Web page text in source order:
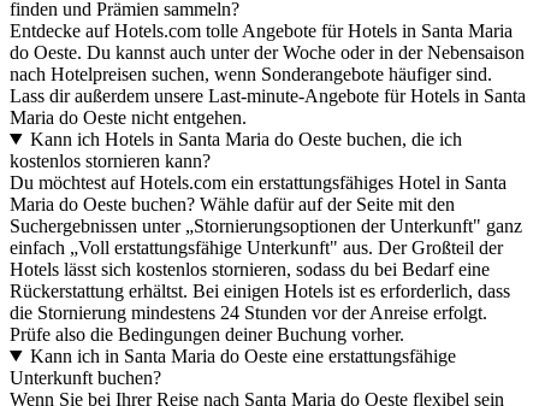
finden und Prämien sammeln?
Entdecke auf Hotels.com tolle Angebote für Hotels in Santa Maria
do Oeste. Du kannst auch unter der Woche oder in der Nebensaison
nach Hotelpreisen suchen, wenn Sonderangebote häufiger sind.
Lass dir außerdem unsere Last-minute-Angebote für Hotels in Santa
Maria do Oeste nicht entgehen.
Kann ich Hotels in Santa Maria do Oeste buchen, die ich
kostenlos stornieren kann?
Du möchtest auf Hotels.com ein erstattungsfähiges Hotel in Santa
Maria do Oeste buchen? Wähle dafür auf der Seite mit den
Suchergebnissen unter „Stornierungsoptionen der Unterkunft" ganz
einfach „Voll erstattungsfähige Unterkunft" aus. Der Großteil der
Hotels lässt sich kostenlos stornieren, sodass du bei Bedarf eine
Rückerstattung erhältst. Bei einigen Hotels ist es erforderlich, dass
die Stornierung mindestens 24 Stunden vor der Anreise erfolgt.
Prüfe also die Bedingungen deiner Buchung vorher.
Kann ich in Santa Maria do Oeste eine erstattungsfähige
Unterkunft buchen?
Wenn Sie bei Ihrer Reise nach Santa Maria do Oeste flexibel sein